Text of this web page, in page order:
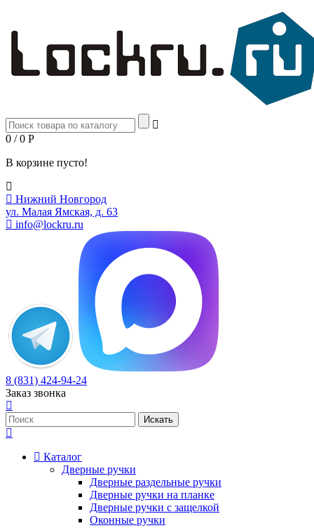
0 / 0 Р
В корзине пусто!
Нижний Новгород
ул. Малая Ямская, д. 63
info@lockru.ru
8 (831) 424-94-24
Заказ звонка
Каталог
Дверные ручки
Дверные раздельные ручки
Дверные ручки на планке
Дверные ручки с защелкой
Оконные ручки